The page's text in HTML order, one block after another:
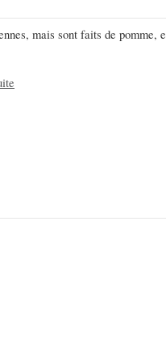
mais sont faits de pomme,